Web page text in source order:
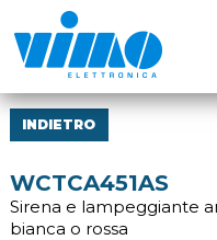
INDIETRO
WCTCA451AS
Sirena e lampeggiante
bianca o rossa